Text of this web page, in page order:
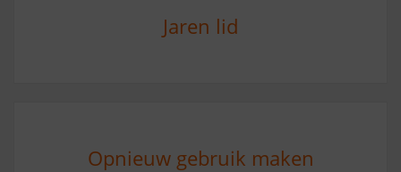
Jaren lid
Opnieuw gebruik maken